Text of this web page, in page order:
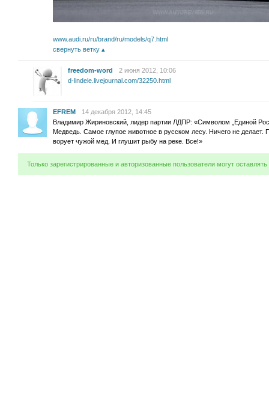
www.audi.ru/ru/brand/ru/models/q7.html
свернуть ветку
freedom-word
2 июня 2012, 10:06
d-lindele.livejournal.com/32250.html
EFREM
14 декабря 2012, 14:45
Владимир Жириновский, лидер партии ЛДПР: «Символом „Единой
Медведь. Самое глупое животное в русском лесу. Ничего не делает.
ворует чужой мед. И глушит рыбу на реке. Все!»
Только зарегистрированные и авторизованные пользователи могут